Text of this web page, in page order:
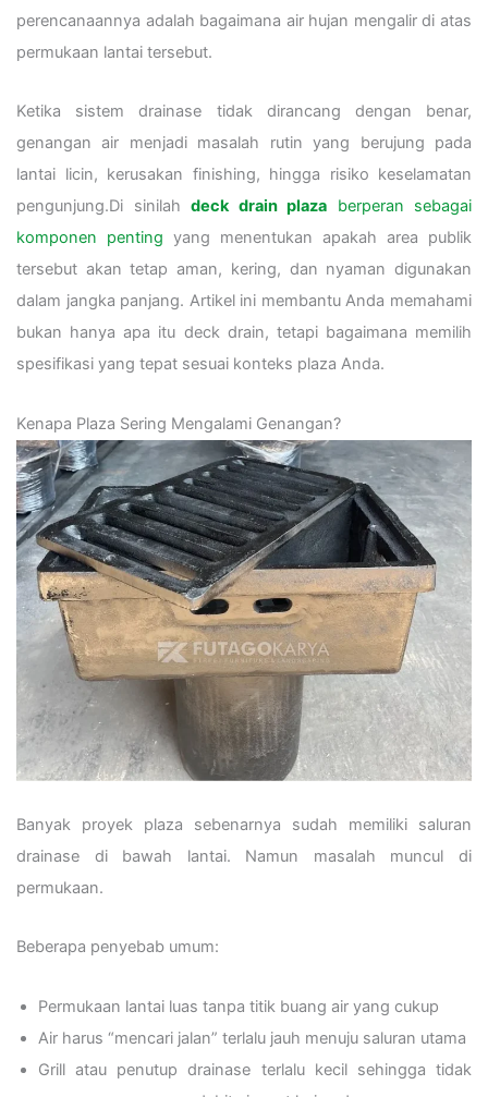
perencanaannya adalah bagaimana air hujan mengalir di atas
permukaan lantai tersebut.
Ketika sistem drainase tidak dirancang dengan benar,
genangan air menjadi masalah rutin yang berujung pada
lantai licin, kerusakan finishing, hingga risiko keselamatan
pengunjung.Di sinilah deck drain plaza berperan sebagai
komponen penting yang menentukan apakah area publik
tersebut akan tetap aman, kering, dan nyaman digunakan
dalam jangka panjang. Artikel ini membantu Anda memahami
bukan hanya apa itu deck drain, tetapi bagaimana memilih
spesifikasi yang tepat sesuai konteks plaza Anda.
Kenapa Plaza Sering Mengalami Genangan?
Banyak proyek plaza sebenarnya sudah memiliki saluran
drainase di bawah lantai. Namun masalah muncul di
permukaan.
Beberapa penyebab umum:
Permukaan lantai luas tanpa titik buang air yang cukup
Air harus “mencari jalan” terlalu jauh menuju saluran utama
Grill atau penutup drainase terlalu kecil sehingga tidak